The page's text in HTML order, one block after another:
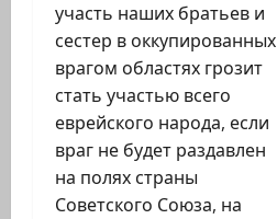
участь наших братьев и
сестер в оккупированных
врагом областях грозит
стать участью всего
еврейского народа, если
враг не будет раздавлен
на полях страны
Советского Союза, на